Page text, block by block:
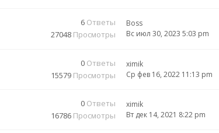
6 Ответы
27048 Просмотры
Boss
Вс июл 30, 2023 5:03 pm
0 Ответы
15579 Просмотры
ximik
Ср фев 16, 2022 11:13 pm
0 Ответы
16786 Просмотры
ximik
Вт дек 14, 2021 8:22 pm